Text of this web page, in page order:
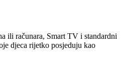
ili računara, Smart TV i standardni
djeca rijetko posjeduju kao